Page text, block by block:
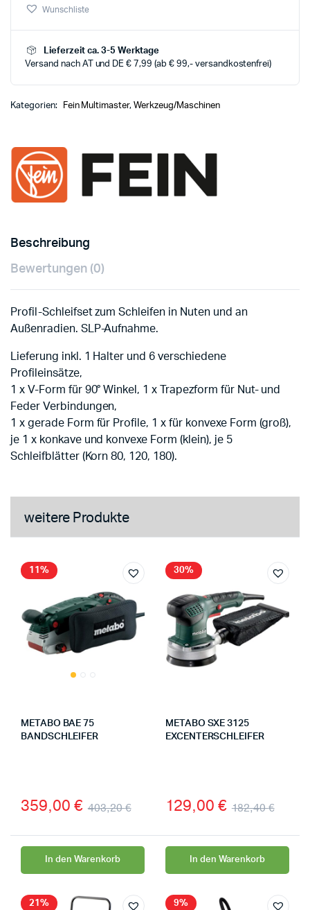
Wunschliste
Lieferzeit ca. 3-5 Werktage
Versand nach AT und DE € 7,99 (ab € 99,- versandkostenfrei)
Kategorien: Fein Multimaster,Werkzeug/Maschinen
Beschreibung
Bewertungen (0)
Profil-Schleifset zum Schleifen in Nuten und an
Außenradien. SLP-Aufnahme.
Lieferung inkl. 1 Halter und 6 verschiedene
Profileinsätze,
1 x V-Form für 90° Winkel, 1 x Trapezform für Nut- und
Feder Verbindungen,
1 x gerade Form für Profile, 1 x für konvexe Form (groß),
je 1 x konkave und konvexe Form (klein), je 5
Schleifblätter (Korn 80, 120, 180).
weitere Produkte
11%
METABO BAE 75
BANDSCHLEIFER
403,20€
359,00 €
In den Warenkorb
30%
METABO SXE 3125
EXCENTERSCHLEIFER
182,40€
129,00 €
In den Warenkorb
21% 9%